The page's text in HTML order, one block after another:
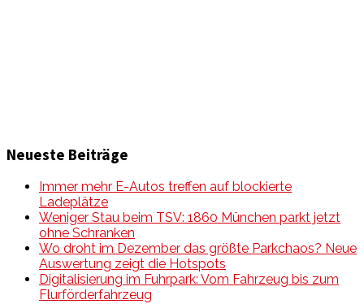
Neueste Beiträge
Immer mehr E-Autos treffen auf blockierte
Ladeplätze
Weniger Stau beim TSV: 1860 München parkt jetzt
ohne Schranken
Wo droht im Dezember das größte Parkchaos? Neue
Auswertung zeigt die Hotspots
Digitalisierung im Fuhrpark: Vom Fahrzeug bis zum
Flurförderfahrzeug